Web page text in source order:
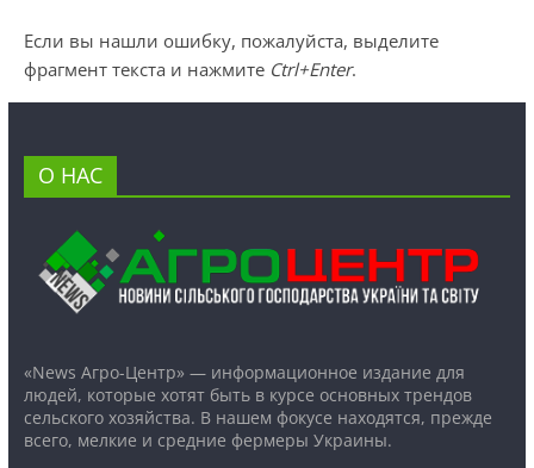
Если вы нашли ошибку, пожалуйста, выделите
фрагмент текста и нажмите Ctrl+Enter.
О НАС
«News Агро-Центр» — информационное издание для
людей, которые хотят быть в курсе основных трендов
сельского хозяйства. В нашем фокусе находятся, прежде
всего, мелкие и средние фермеры Украины.